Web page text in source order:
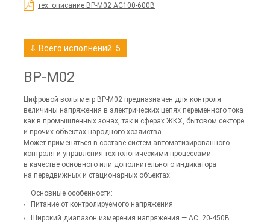
тех. описание ВР-М02 АС100-600В
⇩ Всего исполнений: 5
ВР-М02
Цифровой вольтметр ВР-М02 предназначен для контроля
величины напряжения в электрических цепях переменного тока
как в промышленных зонах, так и сферах ЖКХ, бытовом секторе
и прочих объектах народного хозяйства.
Может применяться в составе систем автоматизированного
контроля и управления технологическими процессами
в качестве основного или дополнительного индикатора
на передвижных и стационарных объектах.
Основные особенности:
Питание от контролируемого напряжения
Широкий диапазон измерения напряжения — АС: 20-450В